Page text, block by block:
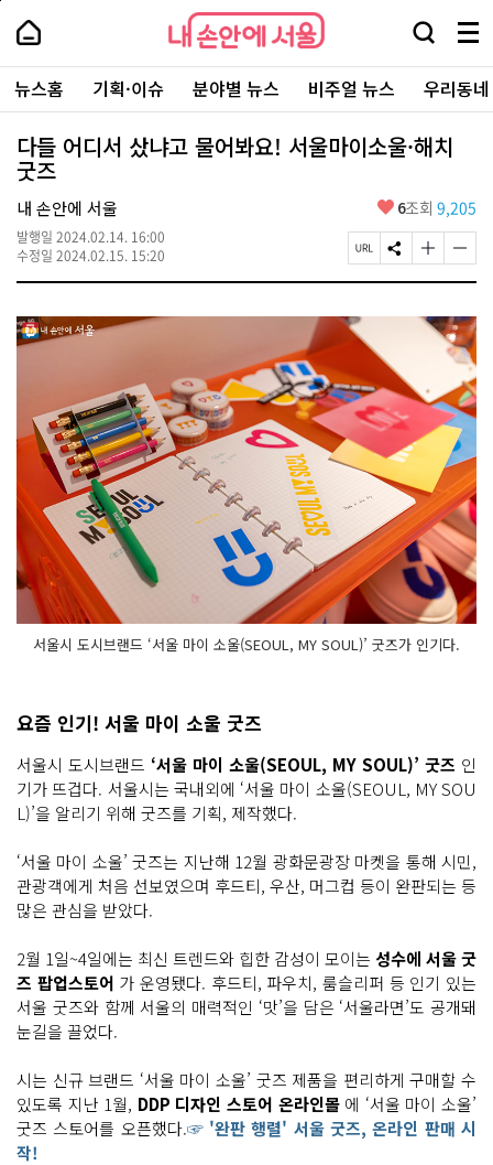
본
로
가
내
손
안
에
서
울
-
서
울
시
대
표
소
통
포
내
손
에
울
검
창
열
기
메
뉴
전
체
보
주
요
서
뉴스홈 기획·이슈 분야별 뉴스 비주얼 뉴스 우리동
다들 어디서 샀냐고 물어봐요! 서울마이소울·해치
굿즈
내 손안에 서울
발행일 2024.02.14. 16:00
수정일 2024.02.15. 15:20
좋
요
6조회 9,205
페
이
U
L
사
S
N
공
기
글
자
기
크
게
경
하
기
글
자
기
작
게
변
경
하
기
서울시 도시브랜드 ‘서울 마이 소울(SEOUL, MY SOUL)’ 굿즈가 인기다.
요즘 인기! 서울 마이 소울 굿즈
서울시 도시브랜드 ‘서울 마이 소울(SEOUL, MY SOUL)’ 굿즈 인
기가 뜨겁다. 서울시는 국내외에 ‘서울 마이 소울(SEOUL, MY SOU
L)’을 알리기 위해 굿즈를 기획, 제작했다.
‘서울 마이 소울’ 굿즈는 지난해 12월 광화문광장 마켓을 통해 시민,
관광객에게 처음 선보였으며 후드티, 우산, 머그컵 등이 완판되는 등
많은 관심을 받았다.
2월 1일~4일에는 최신 트렌드와 힙한 감성이 모이는 성수에 서울 굿
즈 팝업스토어 가 운영됐다. 후드티, 파우치, 룸슬리퍼 등 인기 있는
서울 굿즈와 함께 서울의 매력적인 ‘맛’을 담은 ‘서울라면’도 공개돼
눈길을 끌었다.
시는 신규 브랜드 ‘서울 마이 소울’ 굿즈 제품을 편리하게 구매할 수
있도록 지난 1월, DDP 디자인 스토어 온라인몰에 ‘서울 마이 소울’
굿즈 스토어를 오픈했다.☞ '완판 행렬' 서울 굿즈, 온라인 판매 시
작!
페
상
단
로